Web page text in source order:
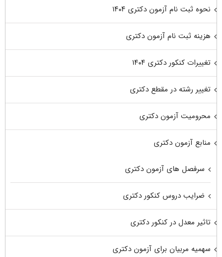
نحوه ثبت نام آزمون دکتری ۱۴۰۴
هزینه ثبت نام آزمون دکتری
تغییرات کنکور دکتری ۱۴۰۴
تغییر رشته در مقطع دکتری
محرومیت آزمون دکتری
منابع آزمون دکتری
سرفصل های آزمون دکتری
ضرایب دروس کنکور دکتری
تاثیر معدل در کنکور دکتری
سهمیه مربیان برای آزمون دکتری